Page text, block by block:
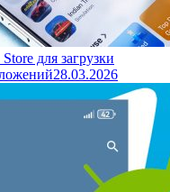
для загрузки
28.03.2026